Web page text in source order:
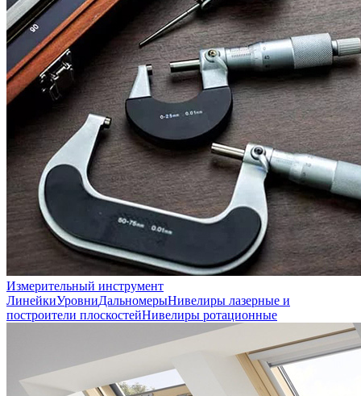
Измерительный инструмент
ЛинейкиУровниДальномерыНивелиры лазерные и
построители плоскостейНивелиры ротационные